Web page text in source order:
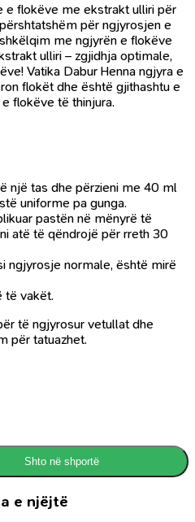
e flokëve me ekstrakt ulliri për
për ngjyrosjen e
me ngjyrën e flokëve
ulliri – zgjidhja optimale,
Vatika Dabur Henna ngjyra e
flokët dhe është gjithashtu e
flokëve të thinjura.
një tas dhe përzieni me 40 ml
uniforme pa gunga.
pastën në mënyrë të
atë të qëndrojë për rreth 30
ngjyrosje normale, është mirë
të vakët.
të ngjyrosur vetullat dhe
për tatuazhet.
Shto në shportë
e njëjtë